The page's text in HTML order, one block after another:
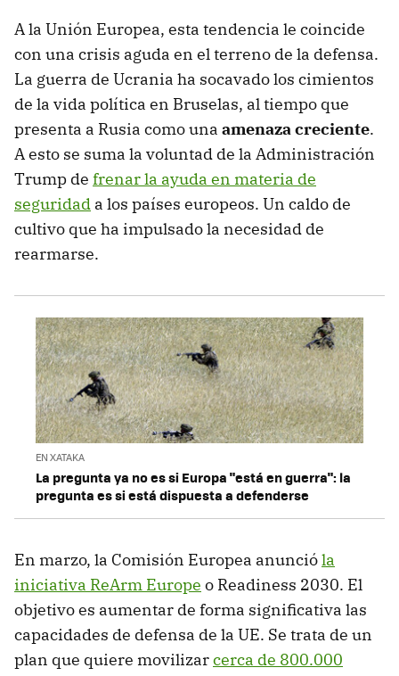
A la Unión Europea, esta tendencia le coincide
con una crisis aguda en el terreno de la defensa.
La guerra de Ucrania ha socavado los cimientos
de la vida política en Bruselas, al tiempo que
presenta a Rusia como una amenaza creciente.
A esto se suma la voluntad de la Administración
Trump de frenar la ayuda en materia de
seguridad a los países europeos. Un caldo de
cultivo que ha impulsado la necesidad de
rearmarse.
EN XATAKA
La pregunta ya no es si Europa "está en guerra": la
pregunta es si está dispuesta a defenderse
En marzo, la Comisión Europea anuncióla
iniciativa ReArm Europe o Readiness 2030. El
objetivo es aumentar de forma significativa las
capacidades de defensa de la UE. Se trata de un
plan que quiere movilizarcerca de 800.000